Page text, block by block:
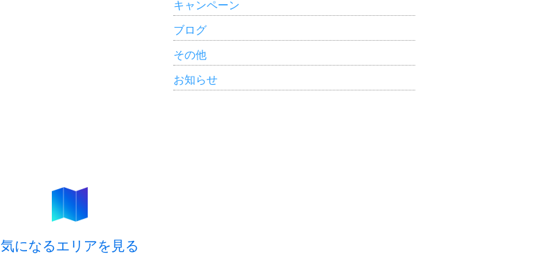
キャンペーン
ブログ
その他
お知らせ
気になるエリアを見る